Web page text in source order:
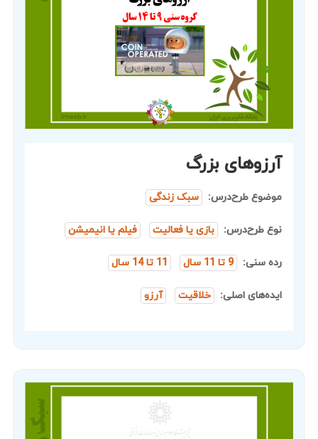
آرزوهای بزرگ
موضوع طرح‌درس: سبک زندگی
نوع طرح‌درس: بازی یا فعالیت فیلم یا انیمیشن
رده سنی: 9 تا 11 سال 11 تا 14 سال
ایده‌های اصلی: خلاقیت آرزو